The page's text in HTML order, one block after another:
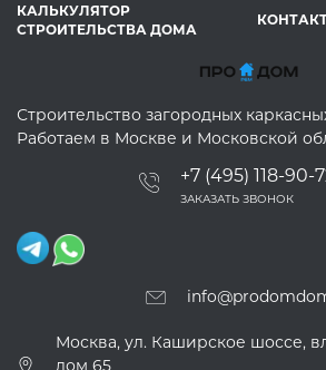
КАЛЬКУЛЯТОР
СТРОИТЕЛЬСТВА ДОМА
Строительство загородных
Работаем в Москве и Московской
+7 (495) 118-90-
ЗАКАЗАТЬ ЗВОНОК
Москва, ул. Каширское шоссе,
дом 65